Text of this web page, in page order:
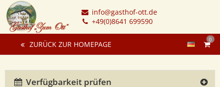
info@gasthof-ott.de
+49(0)8641 699590
0
ZURÜCK ZUR HOMEPAGE
Verfügbarkeit prüfen